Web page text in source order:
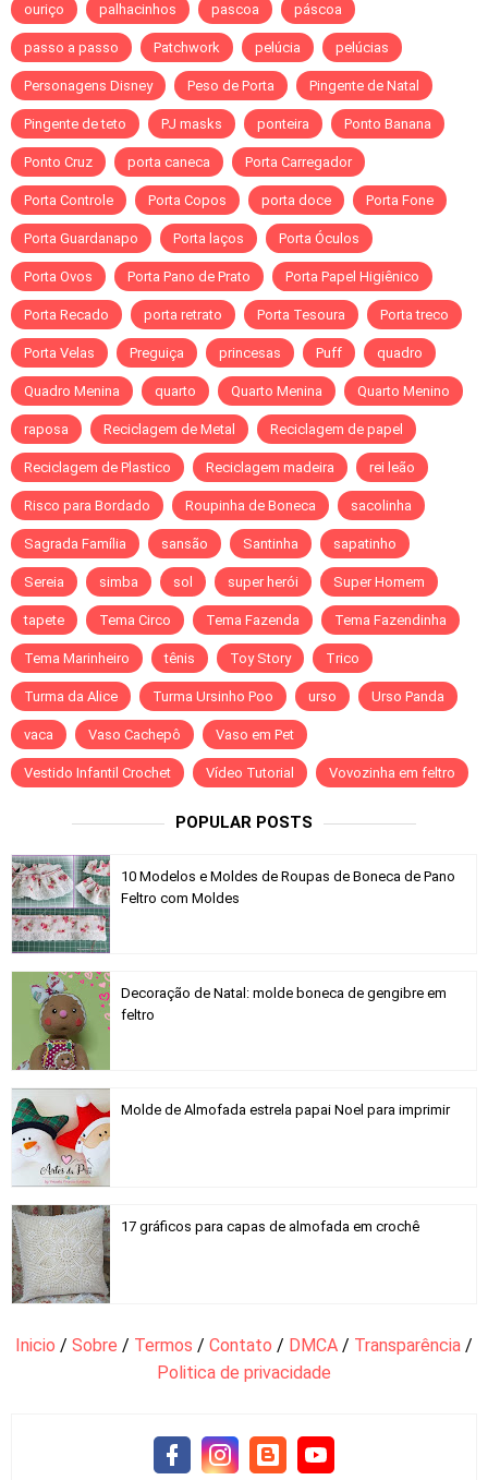
ouriço palhacinhos pascoa páscoa
passo a passo Patchwork pelúcia pelúcias
Personagens Disney Peso de Porta Pingente de Natal
Pingente de teto PJ masks ponteira Ponto Banana
Ponto Cruz porta caneca Porta Carregador
Porta Controle Porta Copos porta doce Porta Fone
Porta Guardanapo Porta laços Porta Óculos
Porta Ovos Porta Pano de Prato Porta Papel Higiênico
Porta Recado porta retrato Porta Tesoura Porta treco
Porta Velas Preguiça princesas Puff quadro
Quadro Menina quarto Quarto Menina Quarto Menino
raposa Reciclagem de Metal Reciclagem de papel
Reciclagem de Plastico Reciclagem madeira rei leão
Risco para Bordado Roupinha de Boneca sacolinha
Sagrada Família sansão Santinha sapatinho
Sereia simba sol super herói Super Homem
tapete Tema Circo Tema Fazenda Tema Fazendinha
Tema Marinheiro tênis Toy Story Trico
Turma da Alice Turma Ursinho Poo urso Urso Panda
vaca Vaso Cachepô Vaso em Pet
Vestido Infantil Crochet Vídeo Tutorial Vovozinha em feltro
POPULAR POSTS
10 Modelos e Moldes de Roupas de Boneca de Pano
Feltro com Moldes
Decoração de Natal: molde boneca de gengibre em
feltro
Molde de Almofada estrela papai Noel para imprimir
17 gráficos para capas de almofada em crochê
Inicio / Sobre / Termos / Contato / DMCA / Transparência /
Politica de privacidade